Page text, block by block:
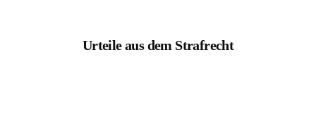
Urteile aus dem Strafrecht